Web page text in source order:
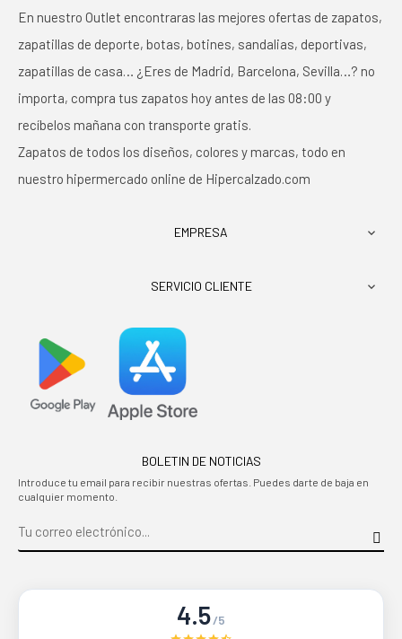
En nuestro Outlet encontraras las mejores ofertas de zapatos,
zapatillas de deporte, botas, botines, sandalias, deportivas,
zapatillas de casa… ¿Eres de Madrid, Barcelona, Sevilla…? no
importa, compra tus zapatos hoy antes de las 08:00 y
recíbelos mañana con transporte gratis.
Zapatos de todos los diseños, colores y marcas, todo en
nuestro hipermercado online de Hipercalzado.com
EMPRESA 
SERVICIO CLIENTE 
BOLETIN DE NOTICIAS
Introduce tu email para recibir nuestras ofertas. Puedes darte de baja en
cualquier momento.
4.5/5